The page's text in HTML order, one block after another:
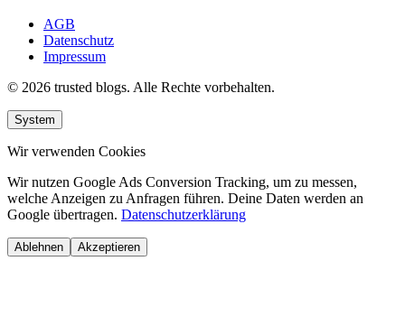
AGB
Datenschutz
Impressum
© 2026 trusted blogs. Alle Rechte vorbehalten.
System
Wir verwenden Cookies
Wir nutzen Google Ads Conversion Tracking, um zu messen,
welche Anzeigen zu Anfragen führen. Deine Daten werden an
Google übertragen. Datenschutzerklärung
Ablehnen Akzeptieren